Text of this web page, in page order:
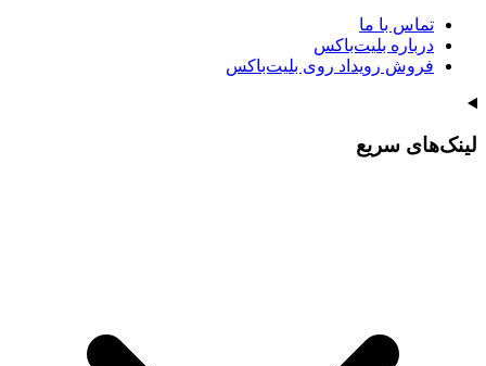
تماس با ما
درباره بلیت‌باکس
فروش رویداد روی بلیت‌باکس
لینک‌های سریع